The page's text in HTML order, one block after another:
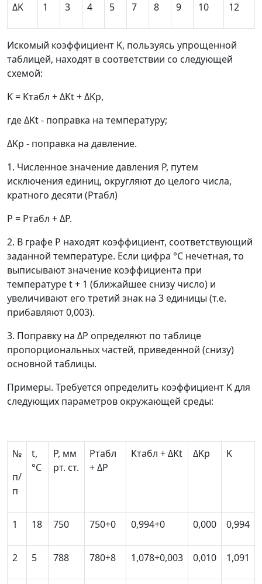
ΔK 1 3 4 5 7 8 9 10 12
Искомый коэффициент K, пользуясь упрощенной
таблицей, находят в соответствии со следующей
схемой:
K= Kтабл +ΔKt+ΔKp,
гдеΔKt- поправка на температуру;
ΔKp - поправка на давление.
1. Численное значение давления P, путем
исключения единиц, округляют до целого числа,
кратного десяти (Pтабл)
P = Pтабл +ΔP.
2. В графе P находят коэффициент, соответствующий
заданной температуре. Если цифра °C нечетная, то
выписывают значение коэффициента при
температуреt+ 1 (ближайшее снизу число) и
увеличивают его третий знак на 3 единицы (т.е.
прибавляют 0,003).
3. Поправку на ΔP определяют по таблице
пропорциональных частей, приведенной (снизу)
основной таблицы.
Примеры. Требуется определить коэффициент Kдля
следующих параметров окружающей среды:
№
п/
п
t,
°С
P, мм
рт. ст.
Pтабл
+ΔP
Kтабл +ΔKt ΔKp K
1 18 750 750+0 0,994+0 0,000 0,994
2 5 788 780+8 1,078+0,003 0,010 1,091